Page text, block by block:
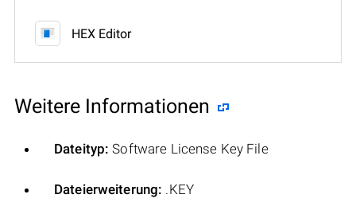
HEX Editor
Weitere Informationen
Dateityp: Software License Key File
Dateierweiterung: .KEY